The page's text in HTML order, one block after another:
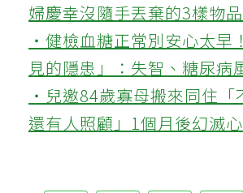
婦慶幸沒隨手丟棄的3樣物品
‧健檢血糖正常別安心太早
見的隱患」：失智、糖尿病
‧兒邀84歲寡母搬來同住「
還有人照顧」1個月後幻滅